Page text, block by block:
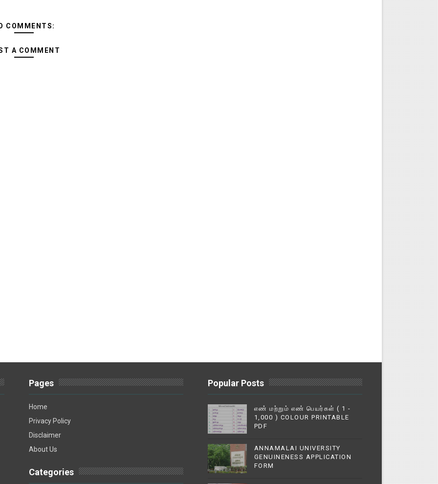
COMMENTS:
A COMMENT
Pages
Home
Privacy Policy
Disclaimer
About Us
Categories
Popular Posts
எண் மற்றும் எண் பெயர்கள் ( 1 -
1,000 ) COLOUR PRINTABLE
PDF
ANNAMALAI UNIVERSITY
GENUINENESS APPLICATION
FORM